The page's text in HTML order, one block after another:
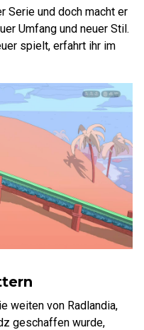
Serie und doch macht er
Umfang und neuer Stil.
spielt, erfahrt ihr im
weiten von Radlandia,
geschaffen wurde,